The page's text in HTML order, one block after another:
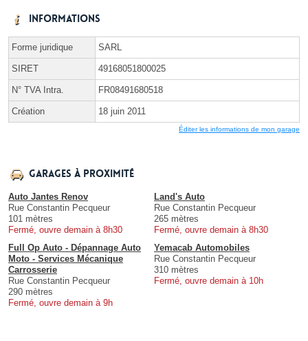
Informations
Forme juridique SARL
SIRET 49168051800025
N° TVA Intra. FR08491680518
Création 18 juin 2011
Éditer les informations de mon garage
Garages à proximité
Auto Jantes Renov
Rue Constantin Pecqueur
101 mètres
Fermé, ouvre demain à 8h30
Land's Auto
Rue Constantin Pecqueur
265 mètres
Fermé, ouvre demain à 8h30
Full Op Auto - Dépannage Auto
Moto - Services Mécanique
Carrosserie
Rue Constantin Pecqueur
290 mètres
Fermé, ouvre demain à 9h
Yemacab Automobiles
Rue Constantin Pecqueur
310 mètres
Fermé, ouvre demain à 10h